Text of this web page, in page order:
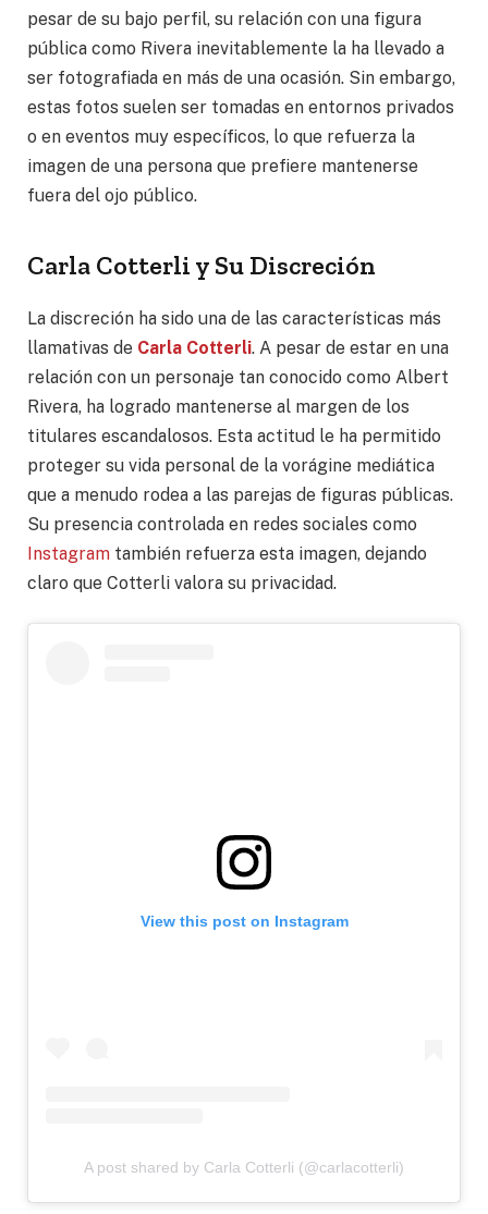
pesar de su bajo perfil, su relación con una figura
pública como Rivera inevitablemente la ha llevado a
ser fotografiada en más de una ocasión. Sin embargo,
estas fotos suelen ser tomadas en entornos privados
o en eventos muy específicos, lo que refuerza la
imagen de una persona que prefiere mantenerse
fuera del ojo público.
Carla Cotterli y Su Discreción
La discreción ha sido una de las características más
llamativas de Carla Cotterli. A pesar de estar en una
relación con un personaje tan conocido como Albert
Rivera, ha logrado mantenerse al margen de los
titulares escandalosos. Esta actitud le ha permitido
proteger su vida personal de la vorágine mediática
que a menudo rodea a las parejas de figuras públicas.
Su presencia controlada en redes sociales como
Instagram también refuerza esta imagen, dejando
claro que Cotterli valora su privacidad.
View this post on Instagram
A post shared by Carla Cotterli (@carlacotterli)